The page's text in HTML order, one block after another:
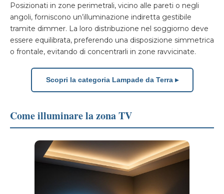
Posizionati in zone perimetrali, vicino alle pareti o negli
angoli, forniscono un’illuminazione indiretta gestibile
tramite dimmer. La loro distribuzione nel soggiorno deve
essere equilibrata, preferendo una disposizione simmetrica
o frontale, evitando di concentrarli in zone ravvicinate.
Scopri la categoria Lampade da Terra ▸
Come illuminare la zona TV